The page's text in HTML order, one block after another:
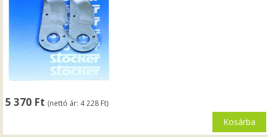
5 370 Ft (nettó ár: 4 228 Ft)
Kosárba